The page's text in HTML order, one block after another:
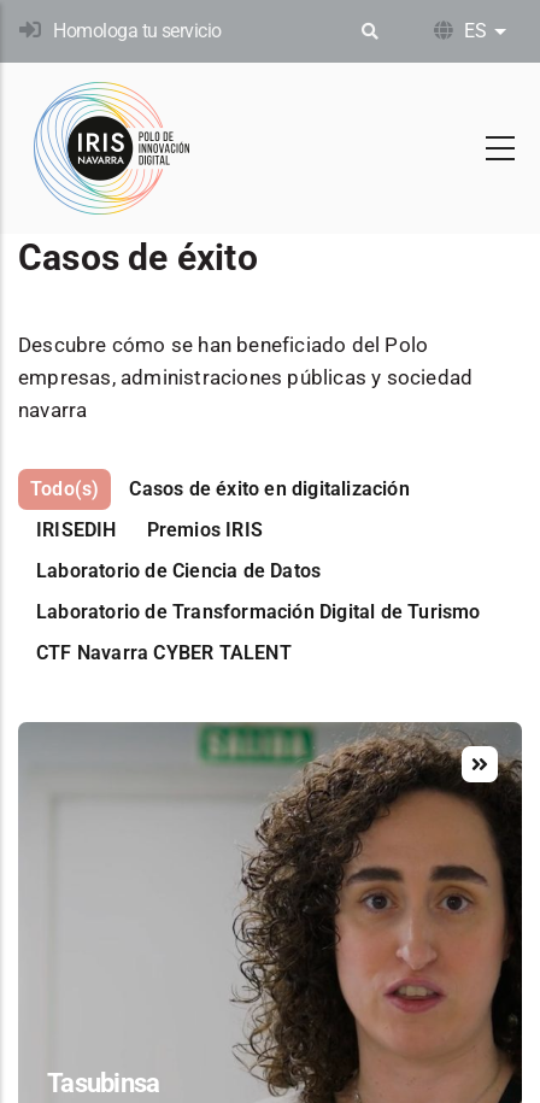
Pasar
contenido
principal
Homologa tu servicio ES
Casos de éxito
Descubre cómo se han beneficiado del Polo
empresas, administraciones públicas y sociedad
navarra
Todo(s)
Casos de éxito en digitalización
IRISEDIH
Premios IRIS
Laboratorio de Ciencia de Datos
Laboratorio de Transformación Digital de Turismo
CTF Navarra CYBER TALENT
Tasubinsa